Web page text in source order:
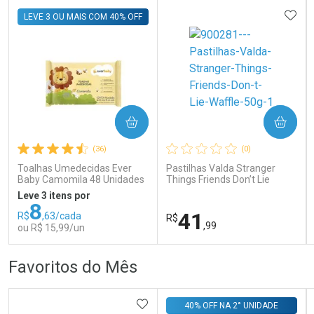
Comprar sem Desconto
Por R$ 71,99/cada
Comprar sem Desconto
Por R$ 71,99/cada
Comprar sem Desconto
Por R$ 80,84/cada
Comprar sem Desconto
Por R$ 80,84/cada
(36)
Toalhas Umedecidas Ever
Baby Camomila 48 Unidades
LEVE 3 OU MAIS COM 40% OFF
Leve 3 itens por
R$8,63/cada
ou R$ 15,99/un
COMPRAR
(0)
Pastilhas Valda Stranger
Things Friends Don’t Lie
R$41 ,99
COMPRAR
Favoritos do Mês
ADICIONAR AOS FAVORITOS
40% OFF NA 2° UNIDADE